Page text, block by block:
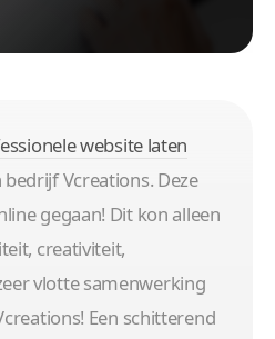
website laten
Vcreations. Deze
gegaan! Dit kon alleen
creativiteit,
vlotte samenwerking
Een schitterend